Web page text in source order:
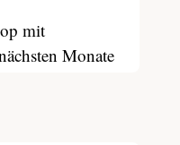
mit
Monate